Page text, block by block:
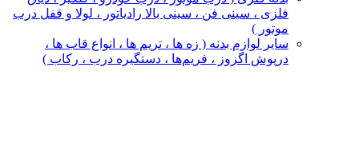
فلزی ، سینی فن ، سینی بالا رادیاتور ، لولا و قفل درب
موتور )
سایر لوازم بدنه ( زه ها ، تریم ها ، انواع قاب ها ،
درپوش اگزوز ، فریم‌ها ، دستگیره درب ، رکاب )